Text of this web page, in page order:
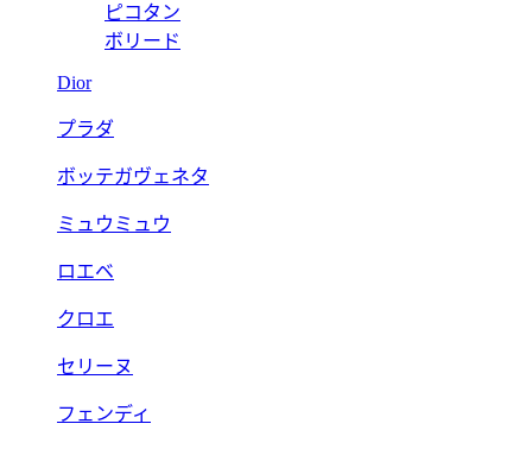
ピコタン
ボリード
Dior
プラダ
ボッテガヴェネタ
ミュウミュウ
ロエベ
クロエ
セリーヌ
フェンディ